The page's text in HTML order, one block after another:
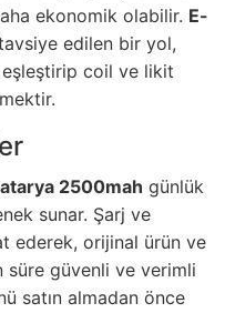
ekonomik olabilir. E-
edilen bir yol,
eşleştirip coil ve likit
2500mah günlük
sunar. Şarj ve
ederek, orijinal ürün ve
süre güvenli ve verimli
satın almadan önce